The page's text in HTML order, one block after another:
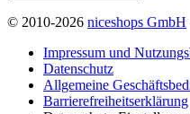
© 2010-2026 niceshops GmbH
Impressum und
Datenschutz
Allgemeine
Barrierefreiheitserklärung